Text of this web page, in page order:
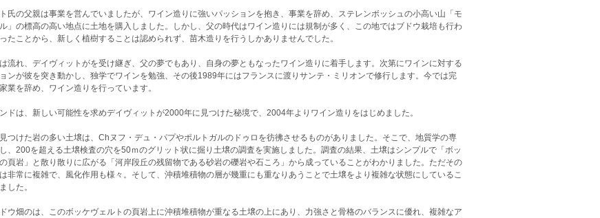
氏の父親は事業を営んでいましたが、ワイン造りに強いパッションを抱き、事業を辞め、ステレンボッシュの小高い山「モ
」の標高の高い地点に土地を購入しました。しかし、父の時代はワイン造りには規制が多く、この地ではブドウ栽培も行わ
たことから、新しく植樹することは認められず、苗木造りを行うしかありませんでした。
流れ、デイヴィットがを受け継ぎ、父の夢でもあり、自身の夢ともなったワイン造りに着手します。次第にワインに対する
ンが彼を突き動かし、独学でワインを勉強、その後1989年にはフランスに渡りサンテ・ミリオンで修行します。今では完
業を辞め、ワイン造りを行っています。
ドは、新しい可能性を求めデイヴィットが2000年に見つけた秘境で、2004年よりワイン造りをはじめました。
つけた岩の多い土壌は、Chヌフ・デュ・パプやポルトガルのドゥロを彷彿させるものがありました。そこで、地質学の専
、200を超える土壌検査の穴を50ｍのグリット状に掘り土壌の調査を実施しました。調査の結果、土壌はシンプルで「ボッ
頁岩」と散り散りに広がる「河岸段丘の残留物である砂岩の礫岩や石ころ」から成っていることがわかりました。ただその
非常に複雑で、風化作用も様々。そして、沖積堆積物の層が幾重にも重なりあうことで土壌をより複雑な状態にしているこ
した。
ウ畑のは、このボッケヴェルトの頁岩上に沖積堆積物が重なる土壌の上にあり、力強さと骨格のバランスに優れ、複雑なア